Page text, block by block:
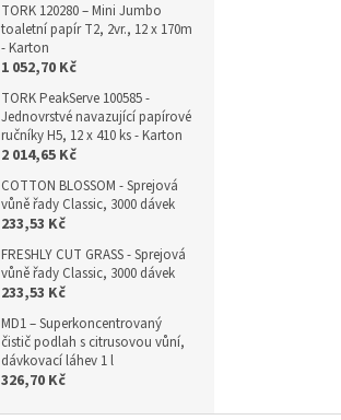
TORK 120280 – Mini Jumbo
toaletní papír T2, 2vr., 12 x 170m
- Karton
1 052,70 Kč
TORK PeakServe 100585 -
Jednovrstvé navazující papírové
ručníky H5, 12 x 410 ks - Karton
2 014,65 Kč
COTTON BLOSSOM - Sprejová
vůně řady Classic, 3000 dávek
233,53 Kč
FRESHLY CUT GRASS - Sprejová
vůně řady Classic, 3000 dávek
233,53 Kč
MD1 – Superkoncentrovaný
čistič podlah s citrusovou vůní,
dávkovací láhev 1 l
326,70 Kč